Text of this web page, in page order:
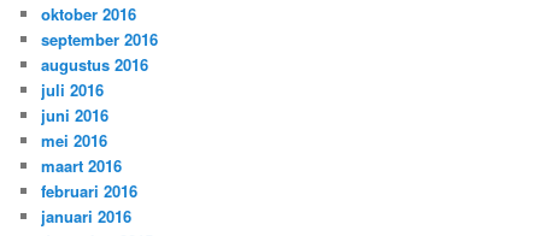
oktober 2016
september 2016
augustus 2016
juli 2016
juni 2016
mei 2016
maart 2016
februari 2016
januari 2016